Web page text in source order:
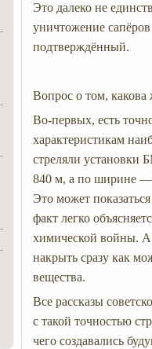
Это далеко не
уничтожение
подтверждённый.
Вопрос о том, какова
Во-первых, есть
характеристикам
стреляли установки
840 м, а по ширине —
Это может
факт легко
химической войны. А
накрыть сразу как
вещества.
Все рассказы
с такой точностью
чего создавались